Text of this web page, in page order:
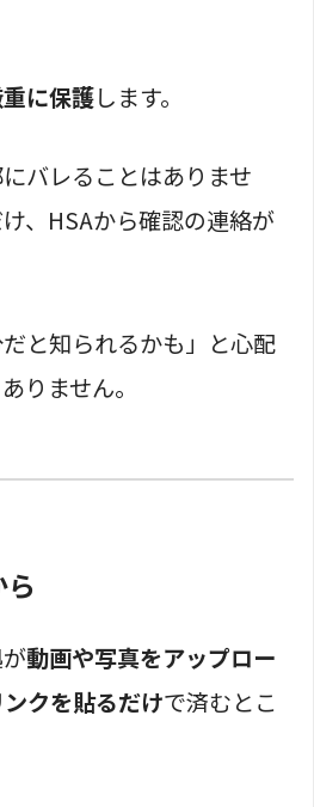
に保護します。
バレることはありませ
、HSAから確認の連絡が
だと知られるかも」と心配
りません。
動画や写真をアップロー
クを貼るだけで済むとこ